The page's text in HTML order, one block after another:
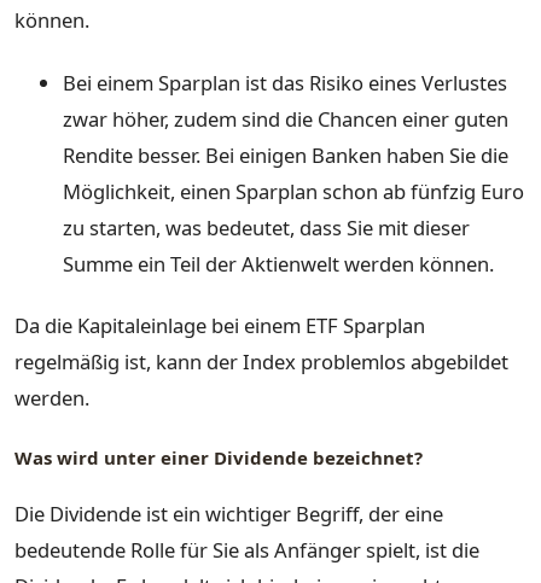
können.
Bei einem Sparplan ist das Risiko eines Verlustes
zwar höher, zudem sind die Chancen einer guten
Rendite besser. Bei einigen Banken haben Sie die
Möglichkeit, einen Sparplan schon ab fünfzig Euro
zu starten, was bedeutet, dass Sie mit dieser
Summe ein Teil der Aktienwelt werden können.
Da die Kapitaleinlage bei einem ETF Sparplan
regelmäßig ist, kann der Index problemlos abgebildet
werden.
Was wird unter einer Dividende bezeichnet?
Die Dividende ist ein wichtiger Begriff, der eine
bedeutende Rolle für Sie als Anfänger spielt, ist die